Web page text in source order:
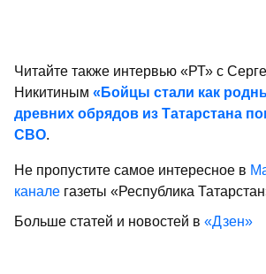
Читайте также интервью «РТ» с
Никитиным «Бойцы стали как
древних обрядов из Татарстана
СВО.
Не пропустите самое интересное в
канале газеты «Республика
Больше статей и новостей в «Дзен»